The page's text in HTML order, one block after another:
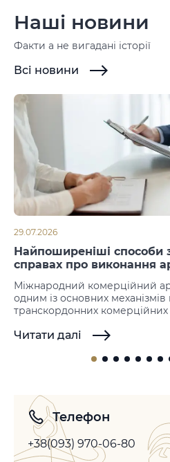
Наші новини
Факти а не вигадані історії
Всі новини
29.07.2026
Найпоширеніші способи
справах про виконання
Міжнародний комерційний
одним із основних
транскордонних комерційних
виконання. Саме на цій стадії
допустити або
спору по суті, однак допускає…
Читати далі
Телефон
+38(093) 970-06-80